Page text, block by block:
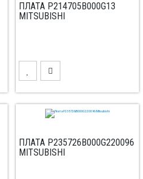
ПЛАТА P214705B000G13
MITSUBISHI
ПЛАТА P235726B000G220096
MITSUBISHI